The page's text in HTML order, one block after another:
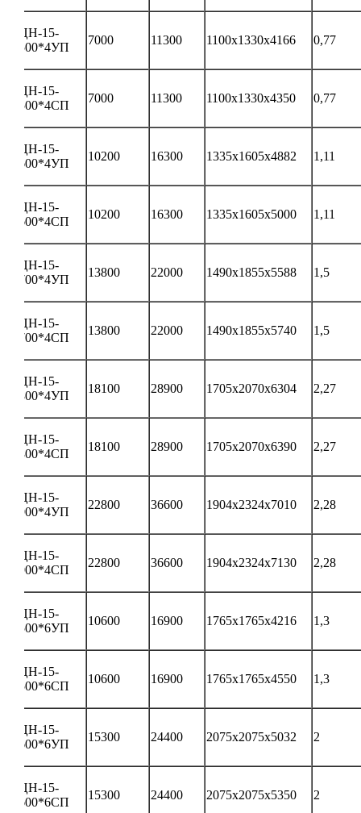
ЦН-15-
500*4УП
7000 11300 1100х1330х4166 0,77
ЦН-15-
500*4СП
7000 11300 1100х1330х4350 0,77
ЦН-15-
600*4УП
10200 16300 1335х1605х4882 1,11
ЦН-15-
600*4СП
10200 16300 1335х1605х5000 1,11
ЦН-15-
700*4УП
13800 22000 1490х1855х5588 1,5
ЦН-15-
700*4СП
13800 22000 1490х1855х5740 1,5
ЦН-15-
800*4УП
18100 28900 1705х2070х6304 2,27
ЦН-15-
800*4СП
18100 28900 1705х2070х6390 2,27
ЦН-15-
900*4УП
22800 36600 1904х2324х7010 2,28
ЦН-15-
900*4СП
22800 36600 1904х2324х7130 2,28
ЦН-15-
500*6УП
10600 16900 1765х1765х4216 1,3
ЦН-15-
500*6СП
10600 16900 1765х1765х4550 1,3
ЦН-15-
600*6УП
15300 24400 2075х2075х5032 2
ЦН-15-
600*6СП
15300 24400 2075х2075х5350 2